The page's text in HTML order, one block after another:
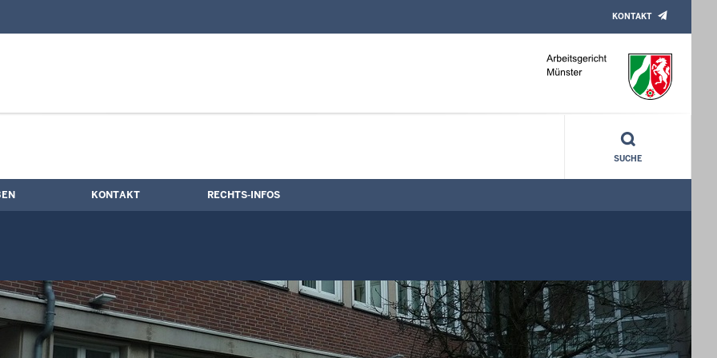
Kontaktformular
KONTAKT
SUCHE
KONTAKT RECHTS-INFOS